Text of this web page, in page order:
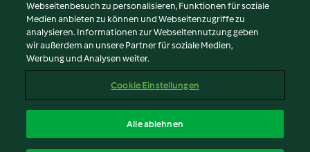
Nutzungsbedingungen
Datenschutzrichtlinien
Disclaimer
Impressum
Inhalt melden
Erklärung zur Barrierefreiheit
Webseitenbesuch zu personalisieren, Funktionen für soziale
Medien anbieten zu können und Webseitenzugriffe zu
analysieren. Informationen zur Webseitennutzung geben
wir außerdem an unsere Partner für soziale Medien,
Werbung und Analysen weiter.
Cookie Einstellungen
Alle ablehnen